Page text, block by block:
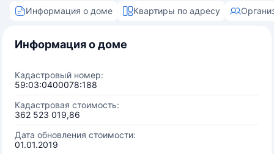
Информация о доме Квартиры по адресу
Информация о доме
Кадастровый номер:
59:03:0400078:188
Кадастровая стоимость:
362 523 019,86
Дата обновления стоимости:
01.01.2019